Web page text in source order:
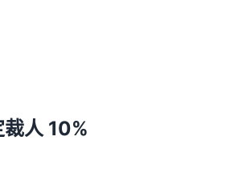
裁人 10%